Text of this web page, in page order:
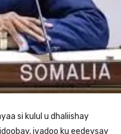
si kulul u dhaliishay
iyadoo ku eedeysay